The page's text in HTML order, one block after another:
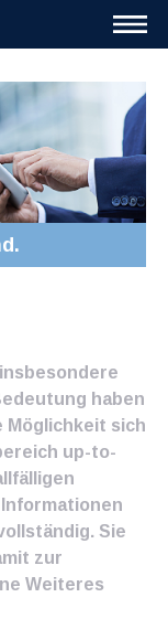
haben
Möglichkeit sich
up-to-
Sie
zur
Weiteres